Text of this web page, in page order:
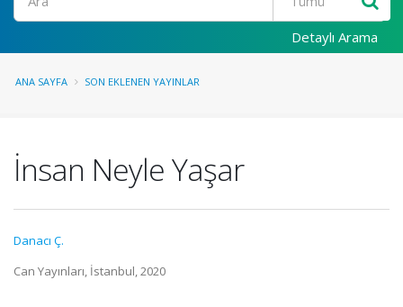
Detaylı Arama
ANA SAYFA SON EKLENEN YAYINLAR
İnsan Neyle Yaşar
Danacı Ç.
Can Yayınları, İstanbul, 2020